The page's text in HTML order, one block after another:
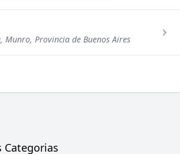
Munro, Provincia de Buenos Aires
Categorias